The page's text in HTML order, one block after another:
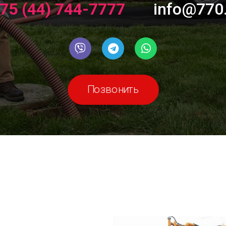
(44) 744-7777
Позвонить